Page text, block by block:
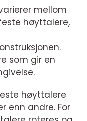
mellom
høyttalere,
som gir en
høyttalere
enn andre. For